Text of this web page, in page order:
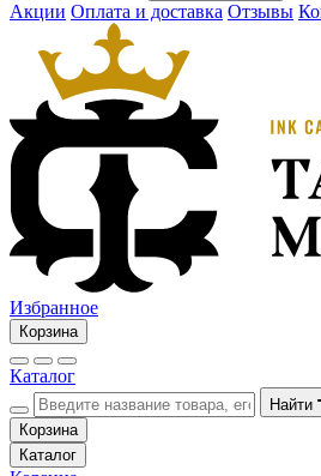
Акции Оплата и доставка Отзывы
Избранное
Корзина
Каталог
Найти
Корзина
Каталог